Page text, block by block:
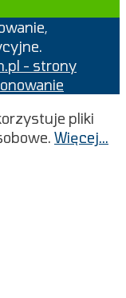
pliki
Więcej...